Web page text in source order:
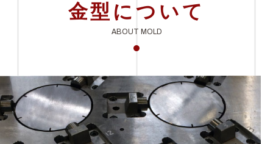
金型について
ABOUT MOLD